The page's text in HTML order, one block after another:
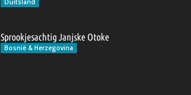
Duitsland
Sprookjesachtig Janjske Otoke
Bosnië & Herzegovina